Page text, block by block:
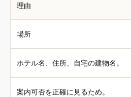
理由
場所
ホテル名、住所、自宅の建物名。
案内可否を正確に見るため。